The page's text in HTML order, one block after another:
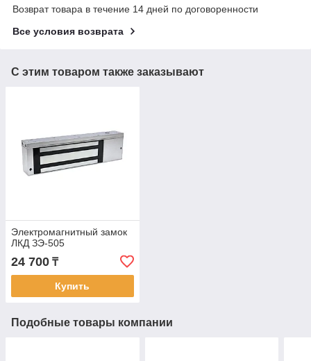
Возврат товара в течение 14 дней по договоренности
Все условия возврата
С этим товаром также заказывают
Электромагнитный замок
ЛКД ЗЭ-505
24 700 ₸
Купить
Подобные товары компании